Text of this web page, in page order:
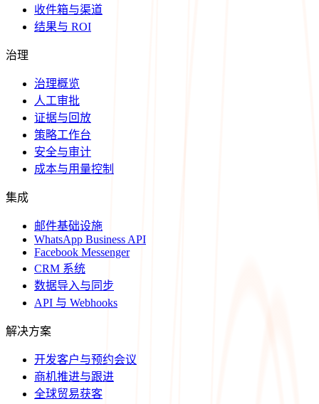
收件箱与渠道
结果与 ROI
治理
治理概览
人工审批
证据与回放
策略工作台
安全与审计
成本与用量控制
集成
邮件基础设施
WhatsApp Business API
Facebook Messenger
CRM 系统
数据导入与同步
API 与 Webhooks
解决方案
开发客户与预约会议
商机推进与跟进
全球贸易获客